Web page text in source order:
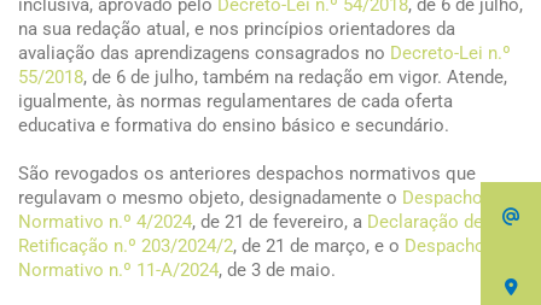
inclusiva, aprovado pelo Decreto-Lei n.º 54/2018, de 6 de julho,
na sua redação atual, e nos princípios orientadores da
avaliação das aprendizagens consagrados no Decreto-Lei n.º
55/2018, de 6 de julho, também na redação em vigor. Atende,
igualmente, às normas regulamentares de cada oferta
educativa e formativa do ensino básico e secundário.
São revogados os anteriores despachos normativos que
regulavam o mesmo objeto, designadamente o Despacho
Normativo n.º 4/2024, de 21 de fevereiro, a Declaração de
Retificação n.º 203/2024/2, de 21 de março, e o Despacho
Normativo n.º 11-A/2024, de 3 de maio.